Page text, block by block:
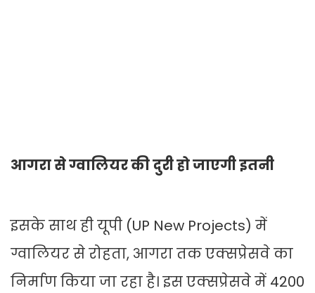
आगरा से ग्वालियर की दुरी हो जाएगी इतनी
इसके साथ ही यूपी (UP New Projects) में
ग्वालियर से रोहता, आगरा तक एक्सप्रेसवे का
निर्माण किया जा रहा है। इस एक्सप्रेसवे में 4200